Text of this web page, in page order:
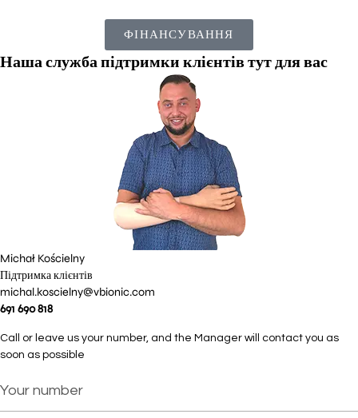
ФІНАНСУВАННЯ
Наша служба підтримки клієнтів тут для вас
Michał Kościelny
Підтримка клієнтів
michal.koscielny@vbionic.com
691 690 818
Call or leave us your number, and the Manager will contact you as
soon as possible